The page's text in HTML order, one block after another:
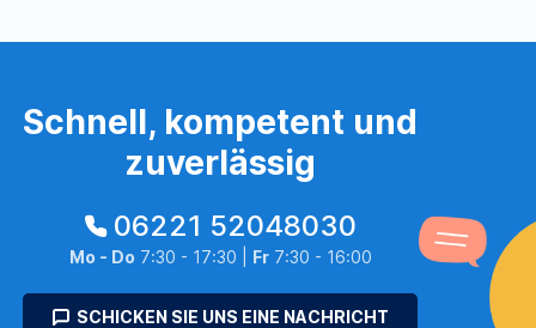
Schnell, kompetent und
zuverlässig
06221 52048030
Mo - Do 7:30 - 17:30 | Fr7:30 - 16:00
SCHICKEN SIE UNS EINE NACHRICHT